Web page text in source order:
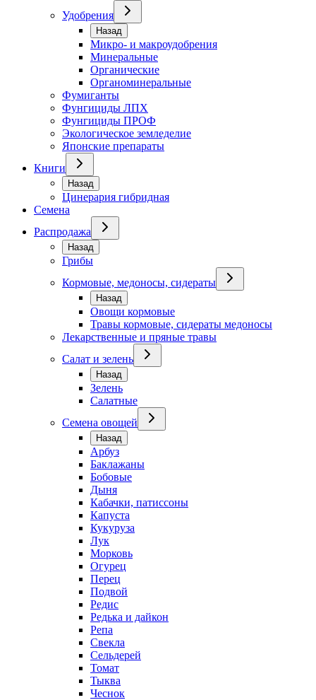
Удобрения
Назад
Микро- и макроудобрения
Минеральные
Органические
Органоминеральные
Фумиганты
Фунгициды ЛПХ
Фунгициды ПРОФ
Экологическое земледелие
Японские препараты
Книги
Назад
Цинерария гибридная
Семена
Распродажа
Назад
Грибы
Кормовые, медоносы, сидераты
Назад
Овощи кормовые
Травы кормовые, сидераты медоносы
Лекарственные и пряные травы
Салат и зелень
Назад
Зелень
Салатные
Семена овощей
Назад
Арбуз
Баклажаны
Бобовые
Дыня
Кабачки, патиссоны
Капуста
Кукуруза
Лук
Морковь
Огурец
Перец
Подвой
Редис
Редька и дайкон
Репа
Свекла
Сельдерей
Томат
Тыква
Чеснок